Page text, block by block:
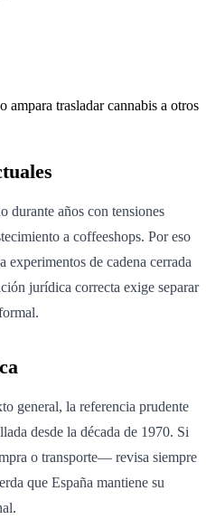
ampara trasladar cannabis a otros
durante años con tensiones
a coffeeshops. Por eso
experimentos de cadena cerrada
jurídica correcta exige separar
general, la referencia prudente
desde la década de 1970. Si
o transporte— revisa siempre
que España mantiene su